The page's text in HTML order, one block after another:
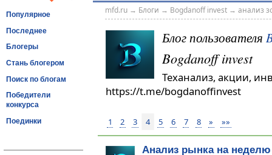
Популярное
Последнее
Блогеры
Стань блогером
Поиск по блогам
Победители
конкурса
Поединки
mfd.ru→ Блоги → Bogdanoff invest→ анализ
Блог пользователя
Bogdanoff invest
Теханализ, акции,
https://t.me/bogdanoffinvest
1 2 3 4 5 6 7 8 » »»
Анализ рынка на неделю